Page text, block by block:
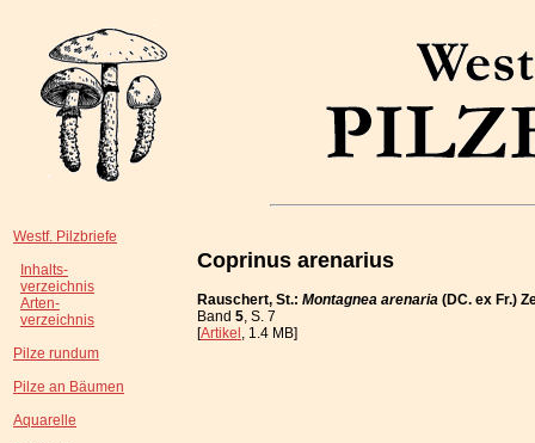
Westf. Pilzbriefe
Inhalts-
verzeichnis
Arten-
verzeichnis
Pilze rundum
Pilze an Bäumen
Aquarelle
Coprinus arenarius
Rauschert, St.: Montagnea arenaria (DC. ex Fr.)
Band 5, S. 7
[Artikel, 1.4 MB]